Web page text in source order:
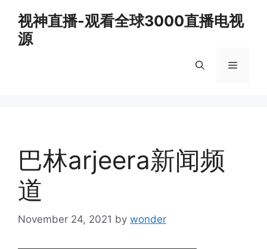
content
视神直播-观看全球3000直播电视
源
Menu
巴林arjeera新闻频
道
November 24, 2021 by wonder